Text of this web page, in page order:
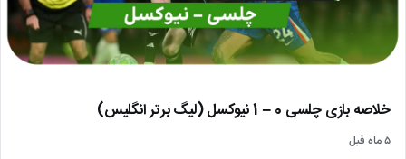
خلاصه بازی چلسی 0 – 1 نیوکسل (لیگ برتر انگلیس)
۵ ماه قبل